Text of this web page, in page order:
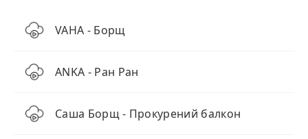
VAHA - Борщ
ANKA - Ран Ран
Саша Борщ - Прокурений балкон